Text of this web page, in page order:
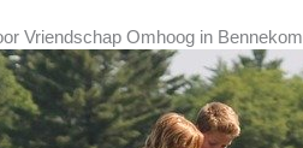
Vriendschap Omhoog in Bennekom